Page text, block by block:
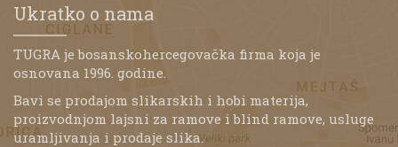
Ukratko o nama
TUGRA je bosanskohercegovačka firma koja je
osnovana 1996. godine.
Bavi se prodajom slikarskih i hobi materija,
proizvodnjom lajsni za ramove i blind ramove, usluge
uramljivanja i prodaje slika.